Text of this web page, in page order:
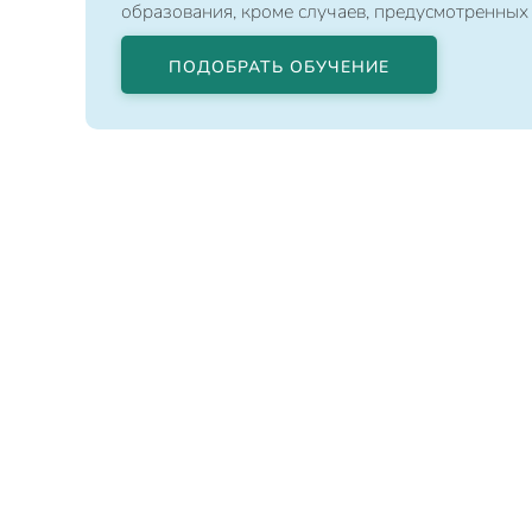
образования, кроме случаев,
ПОДОБРАТЬ ОБУЧЕНИЕ